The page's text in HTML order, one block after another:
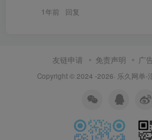
1年前 回复
友链申请 免责声明 广
Copyright © 2024 -2026· 乐久网单-